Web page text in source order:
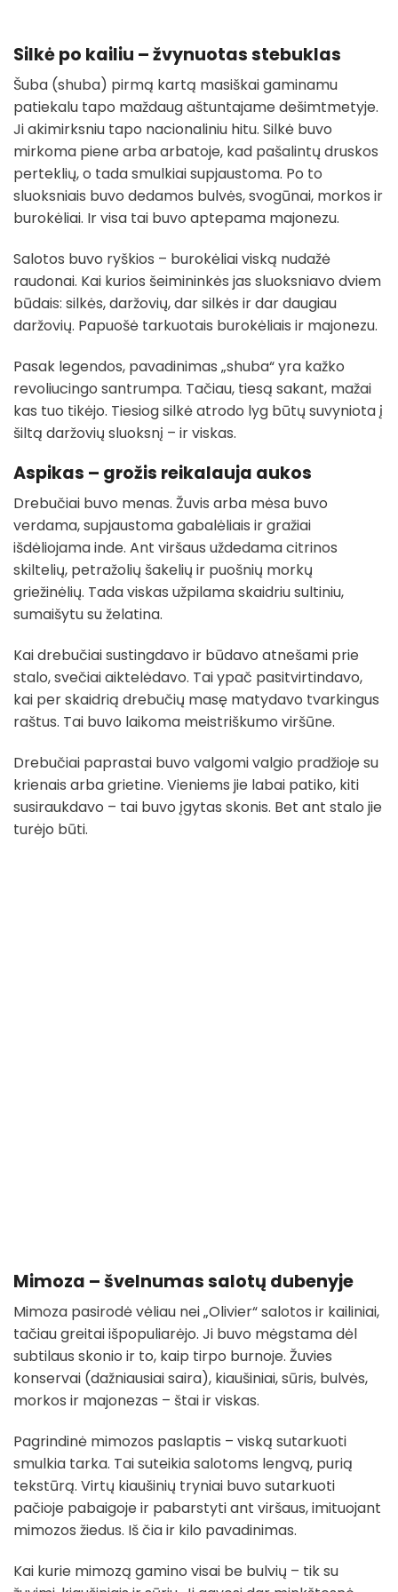
Silkė po kailiu – žvynuotas stebuklas
Šuba (shuba) pirmą kartą masiškai gaminamu
patiekalu tapo maždaug aštuntajame dešimtmetyje.
Ji akimirksniu tapo nacionaliniu hitu. Silkė buvo
mirkoma piene arba arbatoje, kad pašalintų druskos
perteklių, o tada smulkiai supjaustoma. Po to
sluoksniais buvo dedamos bulvės, svogūnai, morkos ir
burokėliai. Ir visa tai buvo aptepama majonezu.
Salotos buvo ryškios – burokėliai viską nudažė
raudonai. Kai kurios šeimininkės jas sluoksniavo dviem
būdais: silkės, daržovių, dar silkės ir dar daugiau
daržovių. Papuošė tarkuotais burokėliais ir majonezu.
Pasak legendos, pavadinimas „shuba“ yra kažko
revoliucingo santrumpa. Tačiau, tiesą sakant, mažai
kas tuo tikėjo. Tiesiog silkė atrodo lyg būtų suvyniota į
šiltą daržovių sluoksnį – ir viskas.
Aspikas – grožis reikalauja aukos
Drebučiai buvo menas. Žuvis arba mėsa buvo
verdama, supjaustoma gabalėliais ir gražiai
išdėliojama inde. Ant viršaus uždedama citrinos
skiltelių, petražolių šakelių ir puošnių morkų
griežinėlių. Tada viskas užpilama skaidriu sultiniu,
sumaišytu su želatina.
Kai drebučiai sustingdavo ir būdavo atnešami prie
stalo, svečiai aiktelėdavo. Tai ypač pasitvirtindavo,
kai per skaidrią drebučių masę matydavo tvarkingus
raštus. Tai buvo laikoma meistriškumo viršūne.
Drebučiai paprastai buvo valgomi valgio pradžioje su
krienais arba grietine. Vieniems jie labai patiko, kiti
susiraukdavo – tai buvo įgytas skonis. Bet ant stalo jie
turėjo būti.
Mimoza – švelnumas salotų dubenyje
Mimoza pasirodė vėliau nei „Olivier“ salotos ir kailiniai,
tačiau greitai išpopuliarėjo. Ji buvo mėgstama dėl
subtilaus skonio ir to, kaip tirpo burnoje. Žuvies
konservai (dažniausiai saira), kiaušiniai, sūris, bulvės,
morkos ir majonezas – štai ir viskas.
Pagrindinė mimozos paslaptis – viską sutarkuoti
smulkia tarka. Tai suteikia salotoms lengvą, purią
tekstūrą. Virtų kiaušinių tryniai buvo sutarkuoti
pačioje pabaigoje ir pabarstyti ant viršaus, imituojant
mimozos žiedus. Iš čia ir kilo pavadinimas.
Kai kurie mimozą gamino visai be bulvių – tik su